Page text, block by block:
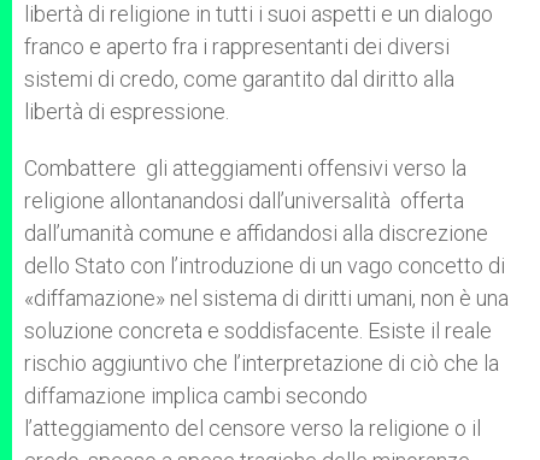
libertà di religione in tutti i suoi aspetti e un dialogo
franco e aperto fra i rappresentanti dei diversi
sistemi di credo, come garantito dal diritto alla
libertà di espressione.
Combattere gli atteggiamenti offensivi verso la
religione allontanandosi dall’universalità offerta
dall’umanità comune e affidandosi alla discrezione
dello Stato con l’introduzione di un vago concetto di
«diffamazione» nel sistema di diritti umani, non è una
soluzione concreta e soddisfacente. Esiste il reale
rischio aggiuntivo che l’interpretazione di ciò che la
diffamazione implica cambi secondo
l’atteggiamento del censore verso la religione o il